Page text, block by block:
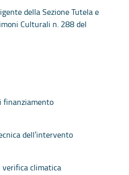
della Sezione Tutela e
Culturali n. 288 del
finanziamento
dell’intervento
verifica climatica